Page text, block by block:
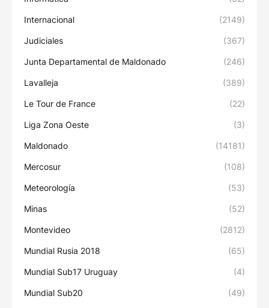
Internacional (2149)
Judiciales (367)
Junta Departamental de Maldonado (246)
Lavalleja (389)
Le Tour de France (22)
Liga Zona Oeste (3)
Maldonado (14181)
Mercosur (108)
Meteorología (53)
Minas (52)
Montevideo (2812)
Mundial Rusia 2018 (65)
Mundial Sub17 Uruguay (4)
Mundial Sub20 (49)